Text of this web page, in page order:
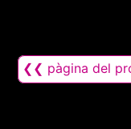
❮❮ pàgina del